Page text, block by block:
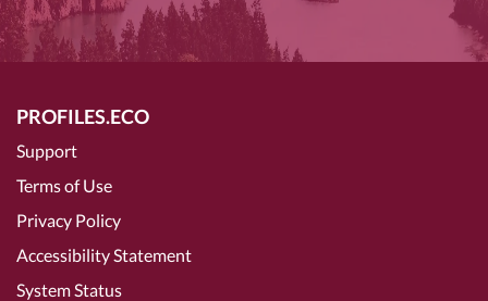
PROFILES.ECO
Support
Terms of Use
Privacy Policy
Accessibility Statement
System Status